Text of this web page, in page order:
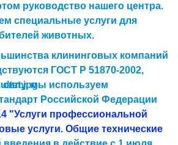
руководство нашего центра.
специальные услуги для
животных.
клининговых компаний
ГОСТ Р 51870-2002,
силу, мы используем
Российской Федерации
"Услуги профессиональной
услуги. Общие технические